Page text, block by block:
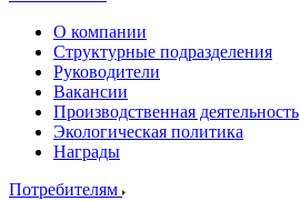
О компании
Структурные подразделения
Руководители
Вакансии
Производственная деятельность
Экологическая политика
Награды
Потребителям